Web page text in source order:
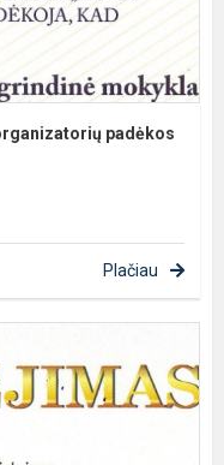
padėkos
Plačiau